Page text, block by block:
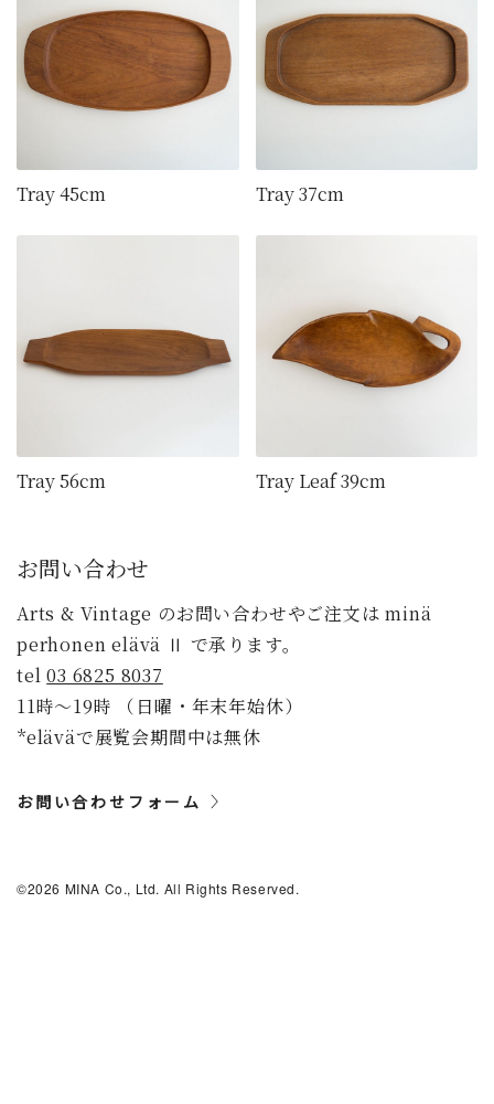
Tray 45cm Tray 37cm
Tray 56cm Tray Leaf 39cm
お問い合わせ
Arts & Vintage のお問い合わせやご注文は minä
perhonen elävä Ⅱ で承ります。
tel03 6825 8037
11時〜19時 （日曜・年末年始休）
*eläväで展覧会期間中は無休
お問い合わせフォーム
©2026 MINA Co., Ltd. All Rights Reserved.